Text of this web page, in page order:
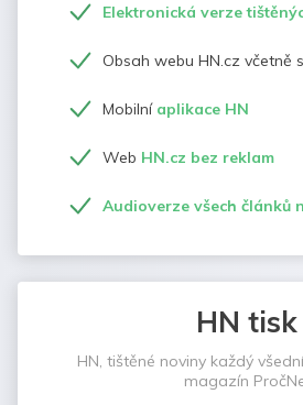
Elektronická verze
Obsah webu HN.cz včetně
Mobilní aplikace HN
Web HN.cz bez reklam
Audioverze všech článků
HN tisk
HN, tištěné noviny každý
magazín